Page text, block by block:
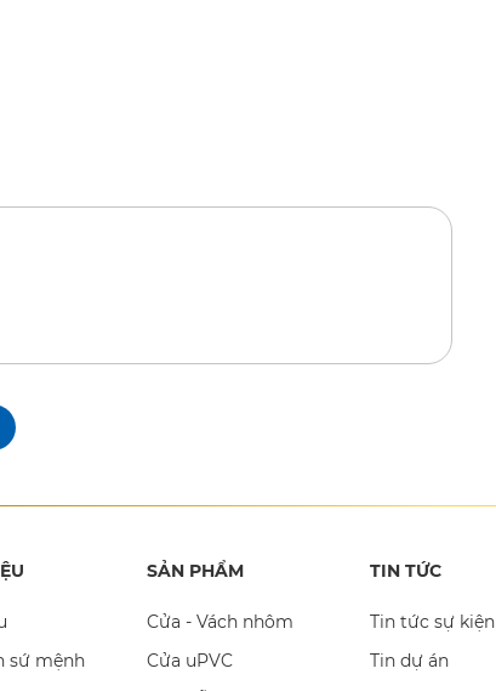
sứ mệnh
SẢN PHẨM
Cửa - Vách nhôm
Cửa uPVC
TIN TỨC
Tin tức sự kiện
Tin dự án